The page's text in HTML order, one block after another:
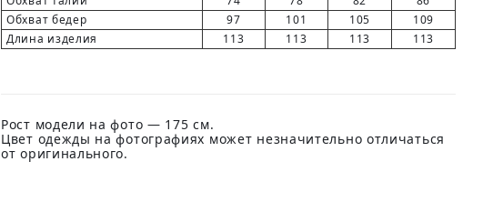
Обхват бедер
97 101 105
109
Длина изделия
113 113 113 113
Рост модели на фото — 175 см.
Цвет одежды на фотографиях может незначительно отличаться
от оригинального.